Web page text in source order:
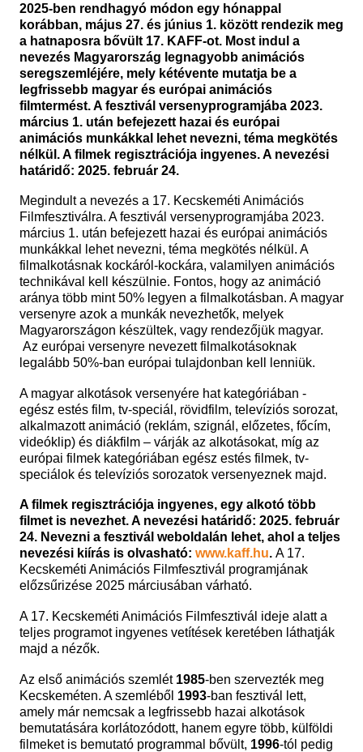
2025-ben rendhagyó módon egy hónappal
korábban, május 27. és június 1. között rendezik meg
a hatnaposra bővült 17. KAFF-ot. Most indul a
nevezés Magyarország legnagyobb animációs
seregszemléjére, mely kétévente mutatja be a
legfrissebb magyar és európai animációs
filmtermést. A fesztivál versenyprogramjába 2023.
március 1. után befejezett hazai és európai
animációs munkákkal lehet nevezni, téma megkötés
nélkül. A filmek regisztrációja ingyenes. A nevezési
határidő: 2025. február 24.
Megindult a nevezés a 17. Kecskeméti Animációs
Filmfesztiválra. A fesztivál versenyprogramjába 2023.
március 1. után befejezett hazai és európai animációs
munkákkal lehet nevezni, téma megkötés nélkül. A
filmalkotásnak kockáról-kockára, valamilyen animációs
technikával kell készülnie. Fontos, hogy az animáció
aránya több mint 50% legyen a filmalkotásban. A magyar
versenyre azok a munkák nevezhetők, melyek
Magyarországon készültek, vagy rendezőjük magyar.
Az európai versenyre nevezett filmalkotásoknak
legalább 50%-ban európai tulajdonban kell lenniük.
A magyar alkotások versenyére hat kategóriában -
egész estés film, tv-speciál, rövidfilm, televíziós sorozat,
alkalmazott animáció (reklám, szignál, előzetes, főcím,
videóklip) és diákfilm – várják az alkotásokat, míg az
európai filmek kategóriában egész estés filmek, tv-
speciálok és televíziós sorozatok versenyeznek majd.
A filmek regisztrációja ingyenes, egy alkotó több
filmet is nevezhet. A nevezési határidő: 2025. február
24. Nevezni a fesztivál weboldalán lehet, ahol a teljes
nevezési kiírás is olvasható: www.kaff.hu. A 17.
Kecskeméti Animációs Filmfesztivál programjának
előzsűrizése 2025 márciusában várható.
A 17. Kecskeméti Animációs Filmfesztivál ideje alatt a
teljes programot ingyenes vetítések keretében láthatják
majd a nézők.
Az első animációs szemlét 1985-ben szervezték meg
Kecskeméten. A szemléből 1993-ban fesztivál lett,
amely már nemcsak a legfrissebb hazai alkotások
bemutatására korlátozódott, hanem egyre több, külföldi
filmeket is bemutató programmal bővült, 1996-tól pedig